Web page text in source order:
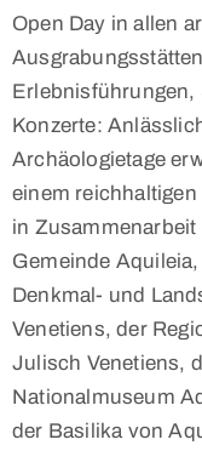
Open Day in allen
Erlebnisführungen,
Konzerte:
Archäologietage
einem
in
Gemeinde
Denkmal- und
Venetiens, der
Julisch Venetiens,
Nationalmuseum
der Basilika von